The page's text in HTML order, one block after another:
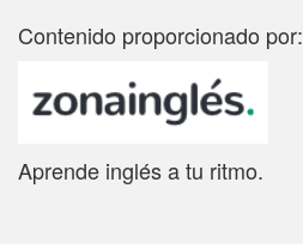
Contenido proporcionado por:
Aprende inglés a tu ritmo.